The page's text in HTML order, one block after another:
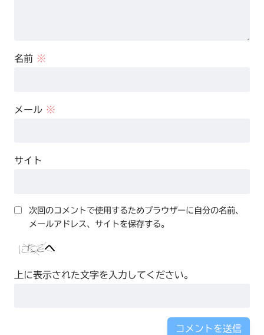
名前 ※
メール ※
サイト
次回のコメントで使用するためブラウザーに自分の名前、
メールアドレス、サイトを保存する。
上に表示された文字を入力してください。